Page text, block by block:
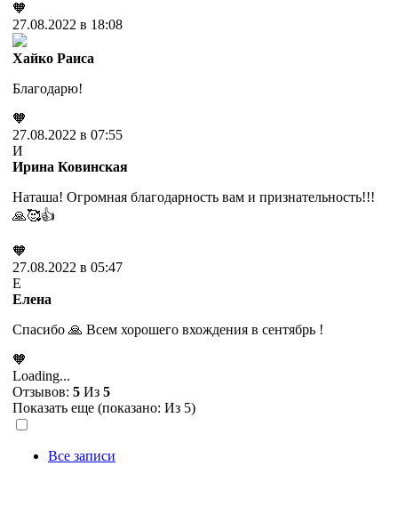
🧡
27.08.2022 в 18:08
Хайко Раиса
Благодарю!
🧡
27.08.2022 в 07:55
И
Ирина Ковинская
Наташа! Огромная благодарность вам и признательность!!!
🙏🥰👍
🧡
27.08.2022 в 05:47
Е
Елена
Спасибо 🙏 Всем хорошего вхождения в сентябрь !
🧡
Loading...
Отзывов: 5 Из 5
Показать еще (показано: Из 5)
Все записи